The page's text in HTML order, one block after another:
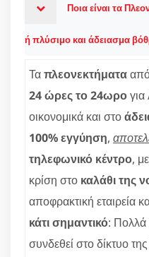
Ποια είναι τα
ή πλύσιμο και άδειασμα
Ταπλεονεκτήματα
24 ώρες το 24ωρο
οικονομικά και στο
100% εγγύηση,
τηλεφωνικό κέντρο,
κρίση στο καλάθι της
αποφρακτική εταιρεία
κάτι σημαντικό: Πολλά
συνδεθεί στο δίκτυο